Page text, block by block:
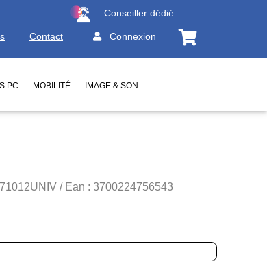
Conseiller dédié
Contact Connexion
PC MOBILITÉ IMAGE & SON
/ Ean : 3700224756543